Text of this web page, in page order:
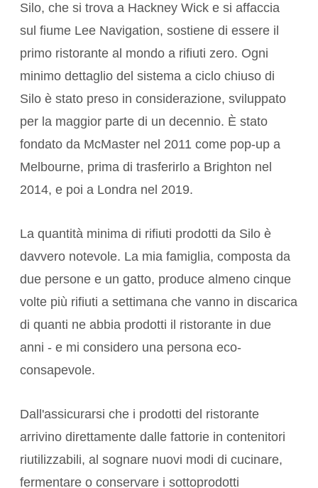
Silo, che si trova a Hackney Wick e si affaccia
sul fiume Lee Navigation, sostiene di essere il
primo ristorante al mondo a rifiuti zero. Ogni
minimo dettaglio del sistema a ciclo chiuso di
Silo è stato preso in considerazione, sviluppato
per la maggior parte di un decennio. È stato
fondato da McMaster nel 2011 come pop-up a
Melbourne, prima di trasferirlo a Brighton nel
2014, e poi a Londra nel 2019.
La quantità minima di rifiuti prodotti da Silo è
davvero notevole. La mia famiglia, composta da
due persone e un gatto, produce almeno cinque
volte più rifiuti a settimana che vanno in discarica
di quanti ne abbia prodotti il ristorante in due
anni - e mi considero una persona eco-
consapevole.
Dall'assicurarsi che i prodotti del ristorante
arrivino direttamente dalle fattorie in contenitori
riutilizzabili, al sognare nuovi modi di cucinare,
fermentare o conservare i sottoprodotti